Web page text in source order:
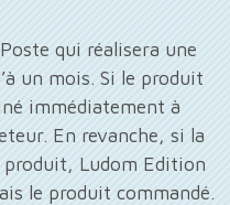
qui réalisera une
un mois. Si le produit
immédiatement à
En revanche, si la
Ludom Edition
le produit commandé.